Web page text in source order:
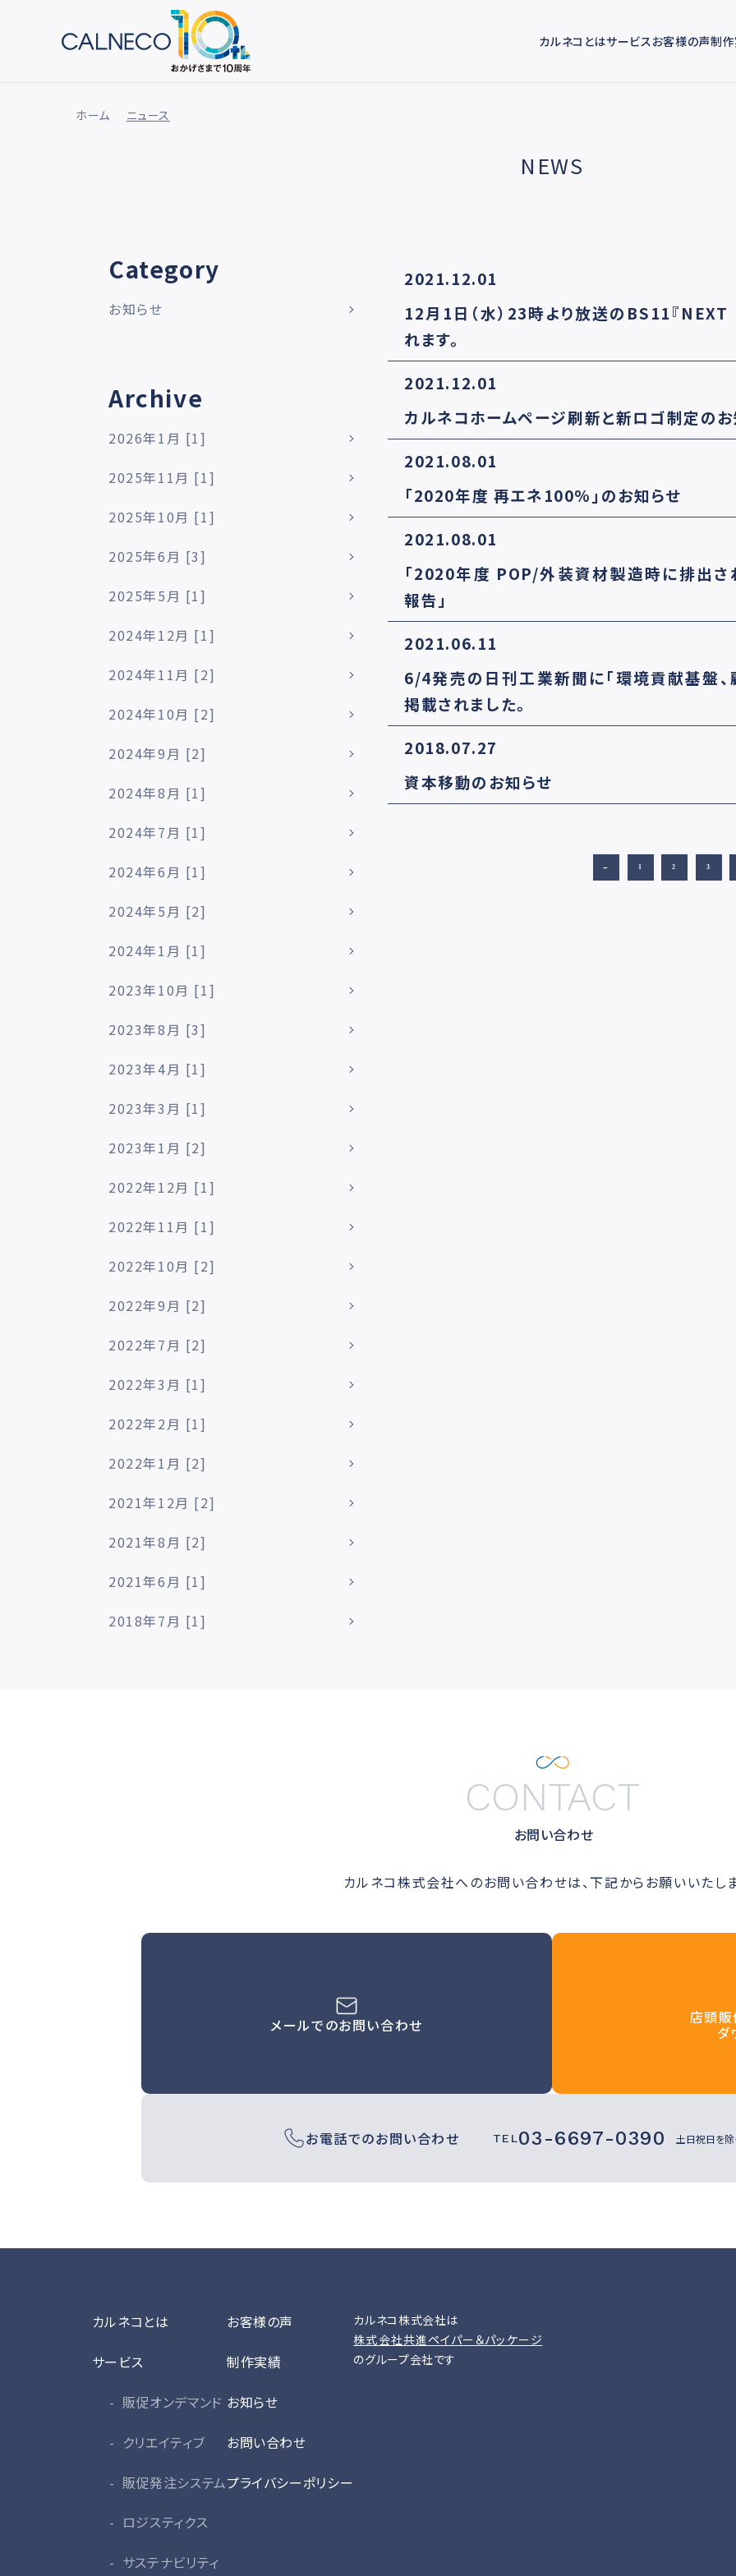
カルネコとはサービスお客様の声制
ホーム ニュース
NEWS
2021.12.01
12月1日（水）23時より放送のBS11『
れます。
2021.12.01
カルネコホームページ刷新と新ロゴ制定の
2021.08.01
「2020年度 再エネ100%」のお知らせ
2021.08.01
「2020年度 POP/外装資材製造時に排出さ
報告」
2021.06.11
6/4発売の日刊工業新聞に「環境貢献基盤
掲載されました。
2018.07.27
資本移動のお知らせ
← 1 2 3
Category
お知らせ
Archive
2026年1月 [1]
2025年11月 [1]
2025年10月 [1]
2025年6月 [3]
2025年5月 [1]
2024年12月 [1]
2024年11月 [2]
2024年10月 [2]
2024年9月 [2]
2024年8月 [1]
2024年7月 [1]
2024年6月 [1]
2024年5月 [2]
2024年1月 [1]
2023年10月 [1]
2023年8月 [3]
2023年4月 [1]
2023年3月 [1]
2023年1月 [2]
2022年12月 [1]
2022年11月 [1]
2022年10月 [2]
2022年9月 [2]
2022年7月 [2]
2022年3月 [1]
2022年2月 [1]
2022年1月 [2]
2021年12月 [2]
2021年8月 [2]
2021年6月 [1]
2018年7月 [1]
CONTACT
お問い合わせ
カルネコ株式会社へのお問い合わせは、下記からお願いいたし
メールでのお問い合わせ 店頭販
ダ
お電話でのお問い合わせ TEL03-6697-0390 土日祝日を
カルネコとは
サービス
販促オンデマンド
クリエイティブ
販促発注システム
ロジスティクス
サステナビリティ
お客様の声
制作実績
お知らせ
お問い合わせ
プライバシーポリシー
カルネコ株式会社は
株式会社共進ペイパー＆パッケージ
のグループ会社です